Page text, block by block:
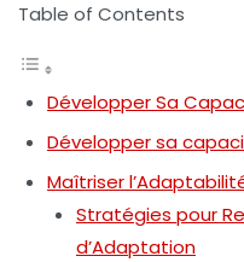
Table of Contents
Développer Sa
Développer sa
Maîtriser
Stratégies pour
d’Adaptation